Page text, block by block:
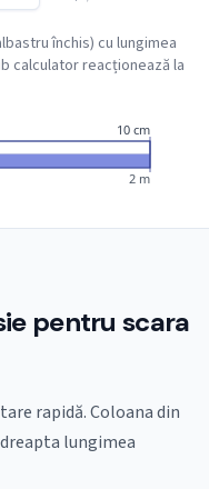
închis) cu lungimea
calculator reacționează la
10 cm
2 m
pentru scara
rapidă. Coloana din
lungimea